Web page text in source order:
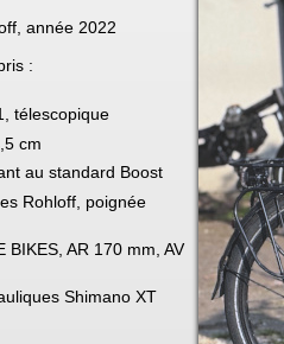
année 2022
:
télescopique
cm
au standard Boost
Rohloff, poignée
BIKES, AR 170 mm, AV
Shimano XT